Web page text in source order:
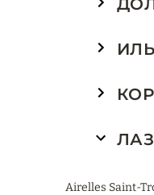
Airelles Saint-